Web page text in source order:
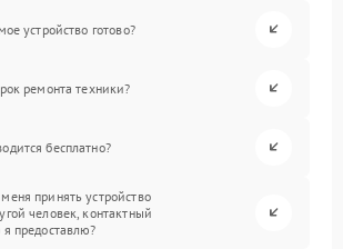
устройство готово?
ремонта техники?
бесплатно?
принять устройство
человек, контактный
я предоставлю?